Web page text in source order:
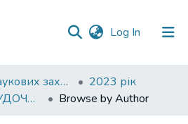
Log In (current)
Матеріали наукових заходів
2023 рік
КРИМІНАЛЬНЕ СУДОЧИНСТВО: СУЧАСНИЙ СТАН ТА ПЕРСПЕКТИВИ РОЗВИТКУ
Browse by Author